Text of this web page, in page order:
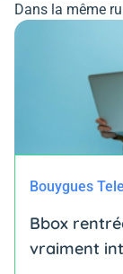
Dans la même
Bouygues
Bbox
vraiment